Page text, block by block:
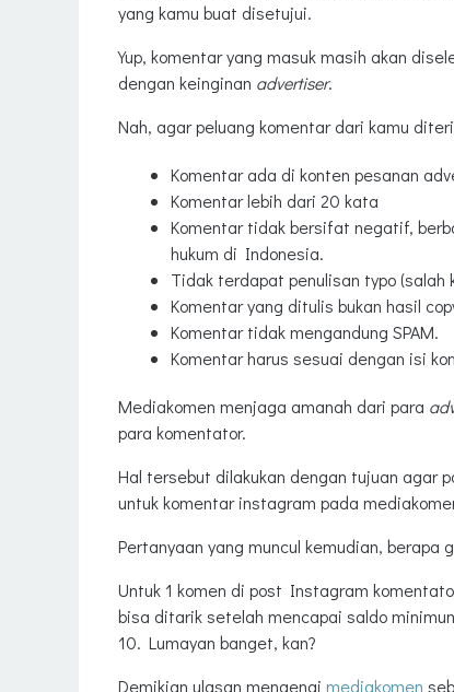
yang kamu buat disetujui.
Yup, komentar yang masuk masih akan
dengan keinginan advertiser.
Nah, agar peluang komentar dari kamu
Komentar ada di konten pesanan
Komentar lebih dari 20 kata
Komentar tidak bersifat negatif,
hukum di Indonesia.
Tidak terdapat penulisan typo (salah
Komentar yang ditulis bukan hasil
Komentar tidak mengandung SPAM.
Komentar harus sesuai dengan isi
Mediakomen menjaga amanah dari para
para komentator.
Hal tersebut dilakukan dengan tujuan agar
untuk komentar instagram pada
Pertanyaan yang muncul kemudian, berapa
Untuk 1 komen di post Instagram
bisa ditarik setelah mencapai saldo
10. Lumayan banget, kan?
Demikian ulasan mengenai mediakomen